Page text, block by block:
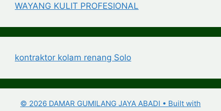
WAYANG KULIT PROFESIONAL
kontraktor kolam renang Solo
© 2026 DAMAR GUMILANG JAYA ABADI • Built with